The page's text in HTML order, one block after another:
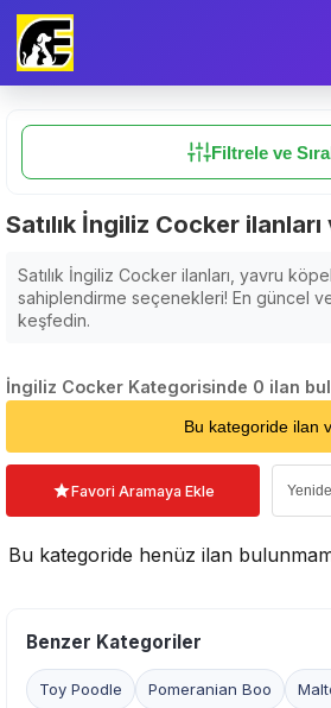
Filtrele ve
Satılık İngiliz Cocker ilanları
Satılık İngiliz Cocker ilanları, yavru
sahiplendirme seçenekleri! En güncel
keşfedin.
İngiliz Cocker Kategorisinde 0 ilan
Bu kategoride ilan
Favori Aramaya Ekle
Bu kategoride henüz ilan
Benzer Kategoriler
Toy Poodle Pomeranian Boo